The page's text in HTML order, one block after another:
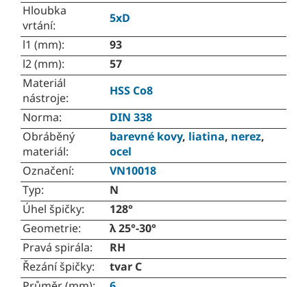
Hloubka
vrtání:
5xD
l1 (mm):
93
l2 (mm):
57
Materiál
nástroje:
HSS Co8
Norma:
DIN 338
Obráběný
materiál:
barevné kovy, liatina, nerez,
ocel
Označení:
VN10018
Typ:
N
Úhel špičky:
128°
Geometrie:
λ 25°-30°
Pravá spirála:
RH
Řezání špičky:
tvar C